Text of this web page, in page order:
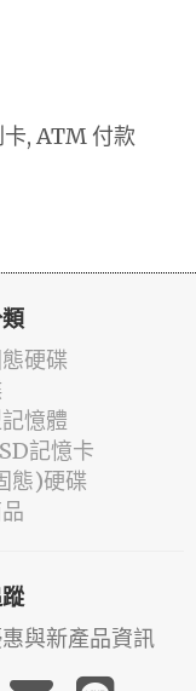
, ATM 付款
硬碟
憶體
記憶卡
態)硬碟
與新產品資訊